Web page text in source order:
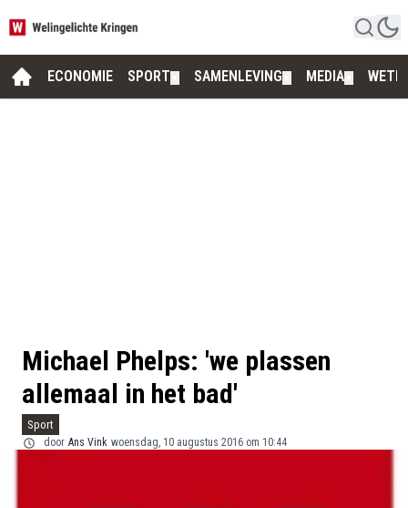
ECONOMIE SPORT SAMENLEVING MEDIA
Michael Phelps: 'we plassen
allemaal in het bad'
Sport
door Ans Vink woensdag, 10 augustus 2016 om 10:44